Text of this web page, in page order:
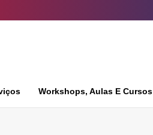
Workshops, Aulas E Cursos